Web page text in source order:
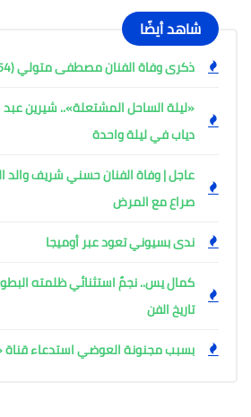
شاهد أيضًا
ذكرى وفاة الفنان مصطفى متولي (1954–2000)
«ليلة الساحل المشتعلة».. شيرين
دياب في ليلة واحدة
عاجل | وفاة الفنان حسني شريف والد
صراع مع المرض
ندى بسيوني تعود عبر أوميجا
كمال يس.. نجمٌ استثنائي ظلمته
تاريخ الفن
بسبب مجنونة العوضي استدعاء